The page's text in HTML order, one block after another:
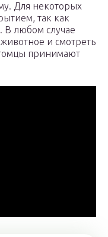
Для некоторых
так как
В любом случае
и смотреть
принимают